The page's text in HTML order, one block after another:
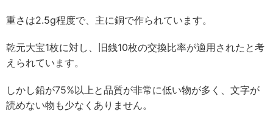
重さは2.5g程度で、主に銅で作られています。
乾元大宝1枚に対し、旧銭10枚の交換比率が適用されたと考
えられています。
しかし鉛が75%以上と品質が非常に低い物が多く、文字が
読めない物も少なくありません。